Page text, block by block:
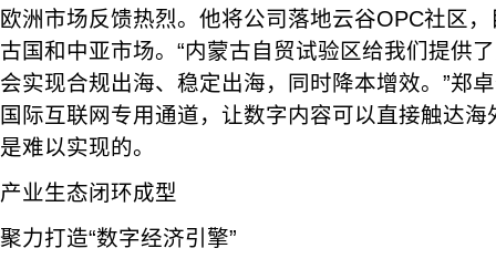
欧洲市场反馈热烈。他将公司落地云谷OPC社区
古国和中亚市场。“内蒙古自贸试验区给我们提供
会实现合规出海、稳定出海，同时降本增效。”郑
国际互联网专用通道，让数字内容可以直接触达
是难以实现的。
产业生态闭环成型
聚力打造“数字经济引擎”